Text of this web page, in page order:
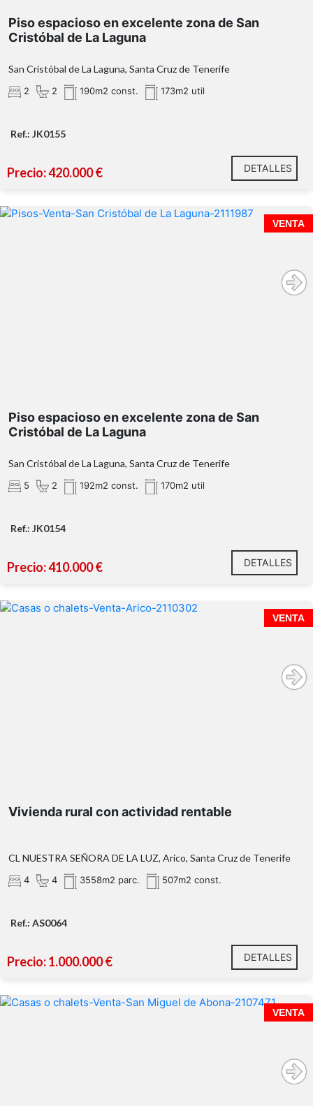
Piso espacioso en excelente zona de San
Cristóbal de La Laguna
San Cristóbal de La Laguna, Santa Cruz de Tenerife
2 2 190m2 const. 173m2 util
Ref.: JK0155
Precio: 420.000 € DETALLES
VENTA
Piso espacioso en excelente zona de San
Cristóbal de La Laguna
San Cristóbal de La Laguna, Santa Cruz de Tenerife
5 2 192m2 const. 170m2 util
Ref.: JK0154
Precio: 410.000 € DETALLES
VENTA
Vivienda rural con actividad rentable
CL NUESTRA SEÑORA DE LA LUZ, Arico, Santa Cruz de Tenerife
4 4 3558m2 parc. 507m2 const.
Ref.: AS0064
Precio: 1.000.000 € DETALLES
VENTA